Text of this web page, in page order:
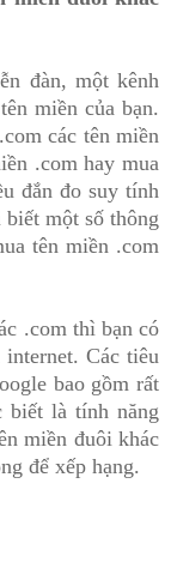
đàn, một kênh
miền của bạn.
các tên miền
.com hay mua
đắn đo suy tính
một số thông
tên miền .com
.com thì bạn có
Các tiêu
bao gồm rất
biết là tính năng
miền đuôi khác
để xếp hạng.